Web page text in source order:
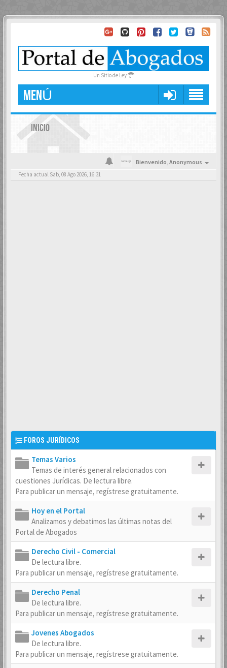
Un Sitio de Ley
MENÚ
INICIO
Bienvenido,Anonymous
Fecha actual Sab, 08 Ago 2026, 16:31
FOROS JURÍDICOS
Temas Varios
Temas de interés general relacionados con
cuestiones Jurídicas. De lectura libre.
Para publicar un mensaje, regístrese gratuitamente.
Hoy en el Portal
Analizamos y debatimos las últimas notas del
Portal de Abogados
Derecho Civil - Comercial
De lectura libre.
Para publicar un mensaje, regístrese gratuitamente.
Derecho Penal
De lectura libre.
Para publicar un mensaje, regístrese gratuitamente.
Jovenes Abogados
De lectura libre.
Para publicar un mensaje, regístrese gratuitamente.